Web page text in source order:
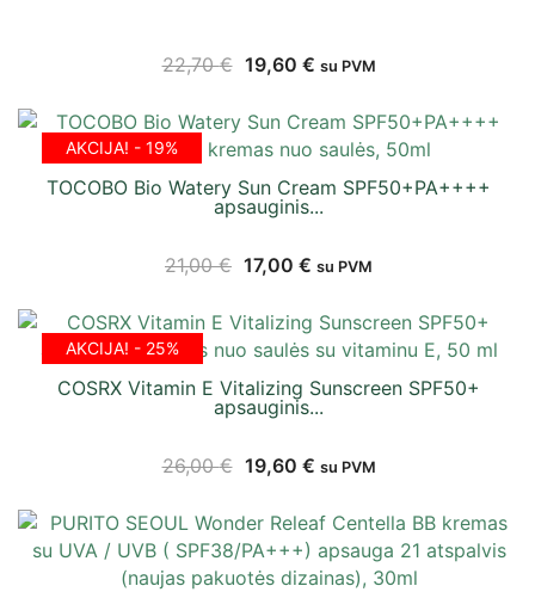
22,70€ 19,60 € su PVM
AKCIJA! - 19%
TOCOBO Bio Watery Sun Cream SPF50+PA++++
apsauginis...
21,00€ 17,00 € su PVM
AKCIJA! - 25%
COSRX Vitamin E Vitalizing Sunscreen SPF50+
apsauginis...
26,00€ 19,60 € su PVM